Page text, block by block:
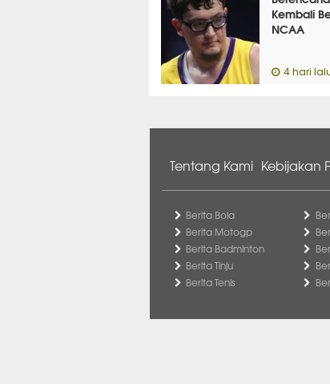
Kembali
NCAA
4 hari
Tentang Kami Kebijakan
Berita Bola
Berita Motogp
Berita Badminton
Berita Tinju
Berita Tenis